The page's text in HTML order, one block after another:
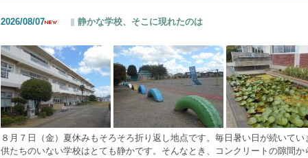
2026/08/07 静かな学校、そこに現れたのは
８月７日（金）夏休みもそろそろ折り返し地点です。毎日暑い日が続いて
供たちのいない学校はとても静かです。そんなとき、コンクリートの隙間